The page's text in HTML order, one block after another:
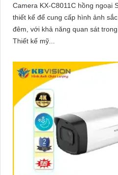
Camera KX-C8011C hồng ngoại
thiết kế để cung cấp hình ảnh
đêm, với khả năng quan sát
Thiết kế mỹ...